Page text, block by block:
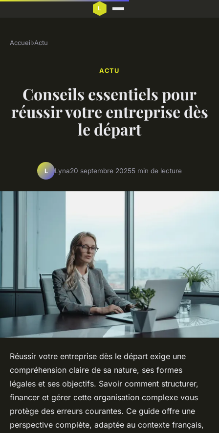
Accueil›Actu
ACTU
Conseils essentiels pour
réussir votre entreprise dès
le départ
L Lyna20 septembre 20255 min de lecture
Réussir votre entreprise dès le départ exige une
compréhension claire de sa nature, ses formes
légales et ses objectifs. Savoir comment structurer,
financer et gérer cette organisation complexe vous
protège des erreurs courantes. Ce guide offre une
perspective complète, adaptée au contexte français,